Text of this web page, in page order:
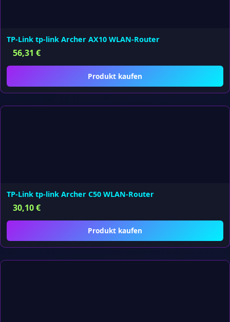
TP-Link tp-link Archer AX10 WLAN-Router
56,31 €
Produkt kaufen
TP-Link tp-link Archer C50 WLAN-Router
30,10€
Produkt kaufen